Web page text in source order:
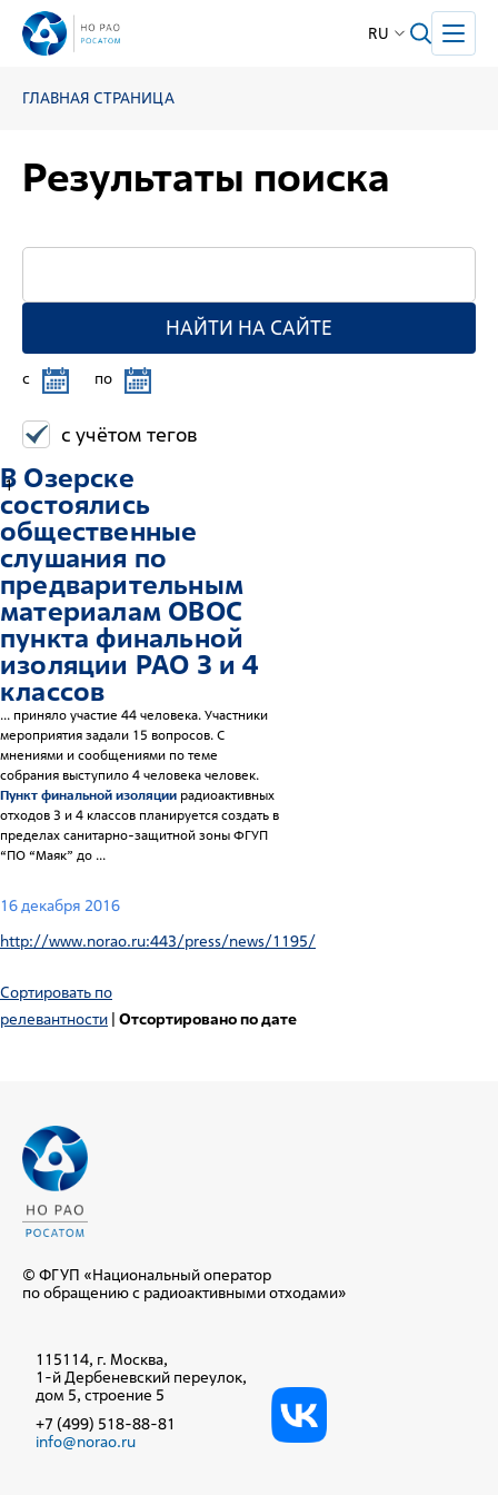
RU
ГЛАВНАЯ СТРАНИЦА
Результаты поиска
НАЙТИ НА САЙТЕ
c по
с учётом тегов
1
В Озерске
состоялись
общественные
слушания по
предварительным
материалам ОВОС
пункта финальной
изоляции РАО 3 и 4
классов
... приняло участие 44 человека. Участники
мероприятия задали 15 вопросов. С
мнениями и сообщениями по теме
собрания выступило 4 человека человек.
Пункт финальной изоляции радиоактивных
отходов 3 и 4 классов планируется создать в
пределах санитарно-защитной зоны ФГУП
“ПО “Маяк” до ...
16 декабря 2016
http://www.norao.ru:443/press/news/1195/
Сортировать по
релевантности | Отсортировано по дате
© ФГУП «Национальный оператор
по обращению с радиоактивными отходами»
115114, г. Москва,
1-й Дербеневский переулок,
дом 5, строение 5
+7 (499) 518-88-81
info@norao.ru